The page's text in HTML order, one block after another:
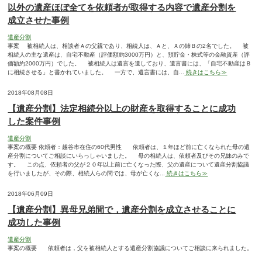
以外の遺産ほぼ全てを依頼者が取得する内容で遺産分割を
成立させた事例
遺産分割
事案 被相続人は、相談者Ａの父親であり、相続人は、Ａと、Ａの姉Ｂの2名でした。 被
相続人の主な遺産は、自宅不動産（評価額約3000万円）と、預貯金・株式等の金融資産（評
価額約2000万円）でした。 被相続人は遺言を遺しており、遺言書には、「自宅不動産はＢ
に相続させる」と書かれていました。 一方で、遺言書には、自...
続きはこちら≫
2018年08月08日
【遺産分割】法定相続分以上の財産を取得することに成功
した案件事例
遺産分割
事案の概要 依頼者：越谷市在住の60代男性 依頼者は、１年ほど前に亡くなられた母の遺
産分割についてご相談にいらっしゃいました。 母の相続人は、依頼者及びその兄妹のみで
す。 この点、依頼者の父が２０年以上前に亡くなった際、父の遺産について遺産分割協議
を行いましたが、その際、相続人らの間では、母が亡くな...
続きはこちら≫
2018年06月09日
【遺産分割】異母兄弟間で，遺産分割を成立させることに
成功した事例
遺産分割
事案の概要 依頼者は，父を被相続人とする遺産分割協議についてご相談に来られました。